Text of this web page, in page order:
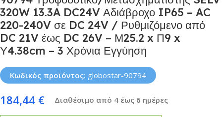
320W 13.3A DC24V Αδιάβροχο IP65 – AC
220-240V σε DC 24V / Ρυθμιζόμενο από
DC 21V έως DC 26V – Μ25.2 x Π9 x
Υ4.38cm – 3 Χρόνια Εγγύηση
Κωδικός προϊόντος: globostar-90794
184,44 € Διαθέσιμο από 4 έως 6 ημέρες